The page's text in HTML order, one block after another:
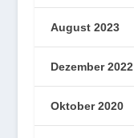
August 2023
Dezember 2022
Oktober 2020